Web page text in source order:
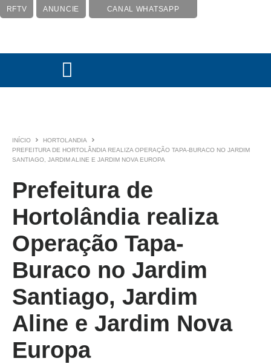
RFTV ANUNCIE CANAL WHATSAPP
INÍCIO
HORTOLANDIA
PREFEITURA DE HORTOLÂNDIA REALIZA OPERAÇÃO TAPA-BURACO NO JARDIM
SANTIAGO, JARDIM ALINE E JARDIM NOVA EUROPA
Prefeitura de
Hortolândia realiza
Operação Tapa-
Buraco no Jardim
Santiago, Jardim
Aline e Jardim Nova
Europa